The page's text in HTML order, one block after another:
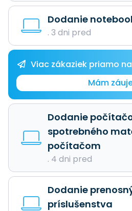
Dodanie
. 3 dni pred
Viac zákaziek priamo
Mám
Dodanie
spotrebného
počítačom
. 4 dni pred
Dodanie
príslušenstva